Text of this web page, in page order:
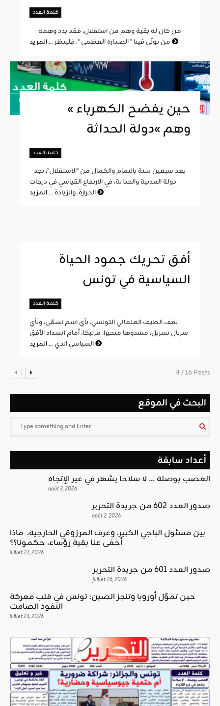
كلمة العدد
من تولّى فينا " الصدارة العظمى "، فلينظر ...
« حين يفضح الكهرباء
وهم »دولة الحداثة
كلمة العدد
دولة المدنية والحداثة، في الارتفاع القياسي في درجات
الحرارة، والزيادة ...
أفق تحريك جمود الحياة
السياسية في تونس
كلمة العدد
يقف الطيف العلماني التونسي، بأي اسم تسمّى، وبأي
سربال تسربل، مشدوها متحيرا، مرتبكا، أمام انسداد الأفق
السياسي الذي ...
4 / 16 Posts
البحث في الموقع
أعداد سابقة
الغضب بوصلة … لا سلاحا يشهر في غير الإتجاه
août 3, 2026
صدور العدد 602 من جريدة التحرير
août 2, 2026
بين مسئول الباجي الكبير، وغرف المرزوقي الخارجية، ماذا
أخفى عنا بقية رؤساء، حكمونا؟؟
juillet 27, 2026
صدور العدد 601 من جريدة التحرير
juillet 26, 2026
حين تموّل أوروبا وتنجز الصين: تونس في قلب معركة
النفوذ الصامت
juillet 23, 2026